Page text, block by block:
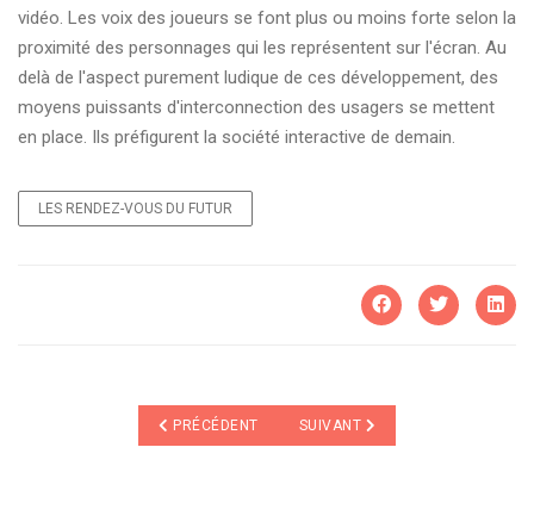
vidéo. Les voix des joueurs se font plus ou moins forte selon la
proximité des personnages qui les représentent sur l'écran. Au
delà de l'aspect purement ludique de ces développement, des
moyens puissants d'interconnection des usagers se mettent
en place. Ils préfigurent la société interactive de demain.
LES RENDEZ-VOUS DU FUTUR
ARTICLE PRÉCÉDENT : MORT DU CORAIL : LE
PRÉCÉDENT ARTICLE SUIVANT : PINCES
SUIVANT